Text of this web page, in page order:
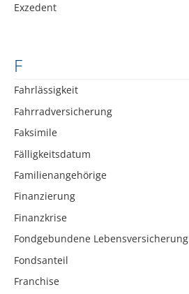
Exzedent
F
Fahrlässigkeit
Fahrradversicherung
Faksimile
Fälligkeitsdatum
Familienangehörige
Finanzierung
Finanzkrise
Fondgebundene Lebensversicherung
Fondsanteil
Franchise